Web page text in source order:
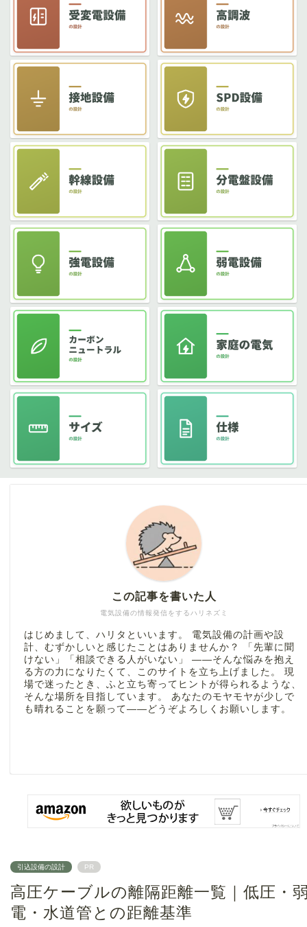
電気設備の情報発信をするハリネズミ
この記事を書いた人
はじめまして、ハリタといいます。 電気設備の計画や設
計、むずかしいと感じたことはありませんか？ 「先輩に聞
けない」「相談できる人がいない」 ――そんな悩みを抱え
る方の力になりたくて、このサイトを立ち上げました。 現
場で迷ったとき、ふと立ち寄ってヒントが得られるような、
そんな場所を目指しています。 あなたのモヤモヤが少しで
も晴れることを願って――どうぞよろしくお願いします。
引込設備の設計 PR
高圧ケーブルの離隔距離一覧｜低圧・
電・水道管との距離基準